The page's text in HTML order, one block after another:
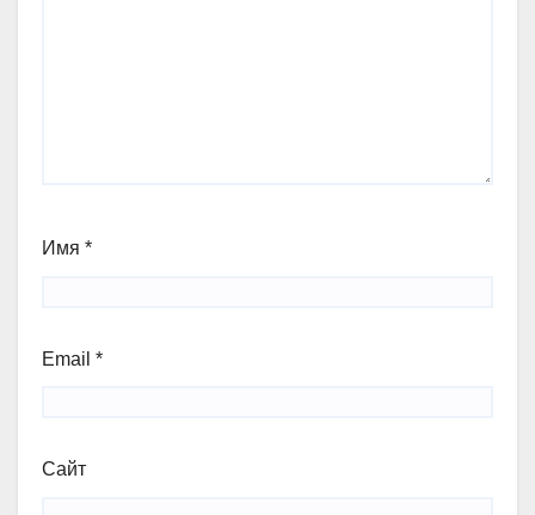
Имя *
Email *
Сайт